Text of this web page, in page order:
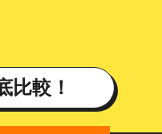
比較！